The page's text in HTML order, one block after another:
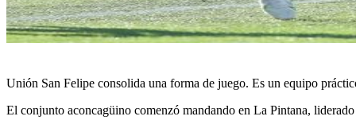
Unión San Felipe consolida una forma de juego. Es un equipo
El conjunto aconcagüino comenzó mandando en La Pintana,